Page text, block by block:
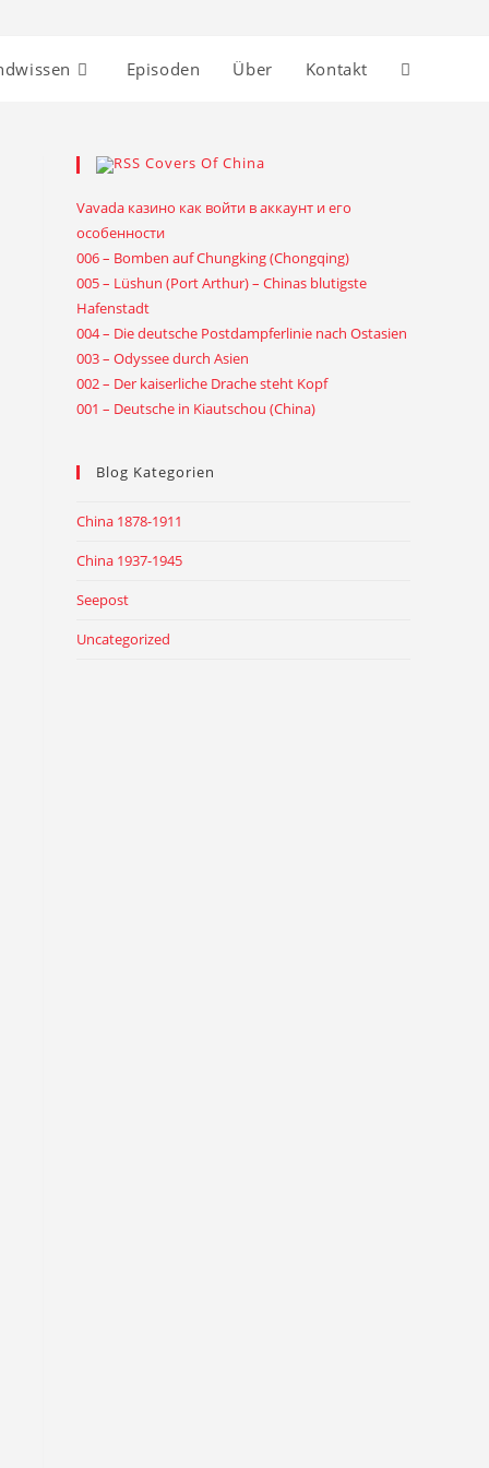
Episoden Über Kontakt
Covers Of China
Vavada казино как войти в аккаунт и его
особенности
006 – Bomben auf Chungking (Chongqing)
005 – Lüshun (Port Arthur) – Chinas blutigste
Hafenstadt
004 – Die deutsche Postdampferlinie nach Ostasien
003 – Odyssee durch Asien
002 – Der kaiserliche Drache steht Kopf
001 – Deutsche in Kiautschou (China)
Blog Kategorien
China 1878-1911
China 1937-1945
Seepost
Uncategorized